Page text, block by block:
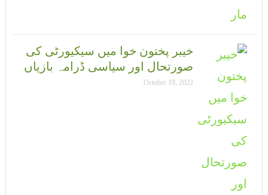
خیبر پختون خوا میں سیکیورٹی کی
صورتحال اور سیاسی ڈرامہ بازیاں
October 19, 2022